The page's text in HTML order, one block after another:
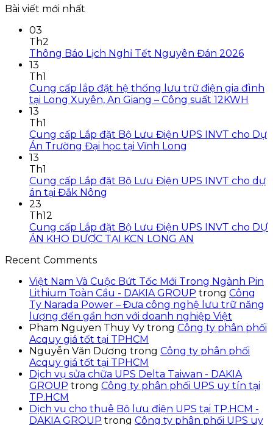
Bài viết mới nhất
03
Th2
Thông Báo Lịch Nghỉ Tết Nguyên Đán 2026
13
Th1
Cung cấp lắp đặt hệ thống lưu trữ điện gia đình
tại Long Xuyên, An Giang – Công suất 12KWH
13
Th1
Cung cấp Lắp đặt Bộ Lưu Điện UPS INVT cho Dự
Án Trường Đại học tại Vĩnh Long
13
Th1
Cung cấp Lắp đặt Bộ Lưu Điện UPS INVT cho dự
án tại Đắk Nông
23
Th12
Cung cấp Lắp đặt Bộ Lưu Điện UPS INVT cho DỰ
ÁN KHO DƯỢC TẠI KCN LONG AN
Recent Comments
Việt Nam Và Cuộc Bứt Tốc Mới Trong Ngành Pin
Lithium Toàn Cầu - DAKIA GROUP trong Công
Ty Narada Power – Đưa công nghệ lưu trữ năng
lượng đến gần hơn với doanh nghiệp Việt
Pham Nguyen Thuy Vy trong Công ty phân phối
Acquy giá tốt tại TPHCM
Nguyễn Văn Dương trong Công ty phân phối
Acquy giá tốt tại TPHCM
Dịch vụ sửa chữa UPS Delta Taiwan - DAKIA
GROUP trong Công ty phân phối UPS uy tín tại
TP.HCM
Dịch vụ cho thuê Bộ lưu điện UPS tại TP.HCM -
DAKIA GROUP trong Công ty phân phối UPS uy